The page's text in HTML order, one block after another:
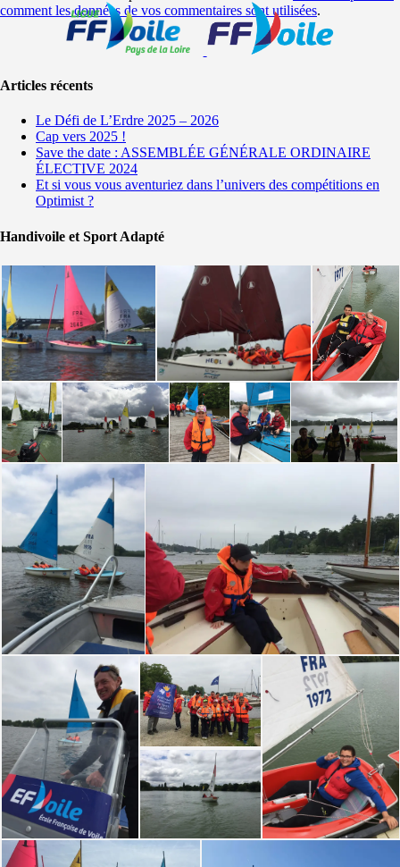
comment les données de vos commentaires sont utilisées.
Articles récents
Le Défi de L’Erdre 2025 – 2026
Cap vers 2025 !
Save the date : ASSEMBLÉE GÉNÉRALE ORDINAIRE
ÉLECTIVE 2024
Et si vous vous aventuriez dans l’univers des compétitions en
Optimist ?
Handivoile et Sport Adapté